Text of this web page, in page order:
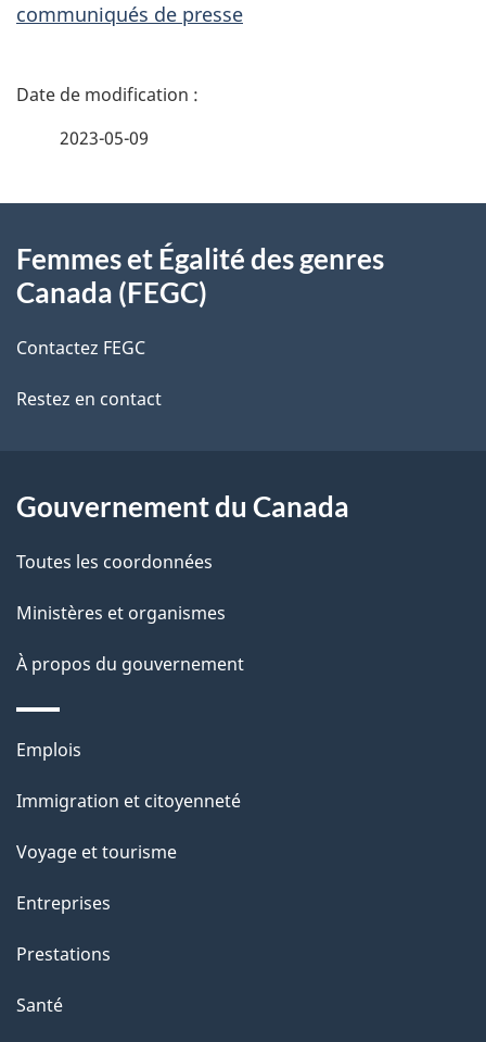
communiqués de presse
D
i
s
d
l
a
p
a
e
2023-05-09
propos
ce
site
Femmes et Égalité des genres
Canada (FEGC)
Contactez FEGC
Restez en contact
Gouvernement du Canada
Toutes les coordonnées
Ministères et organismes
À propos du gouvernement
Thèmes
sujets
Emplois
Immigration et citoyenneté
Voyage et tourisme
Entreprises
Prestations
Santé